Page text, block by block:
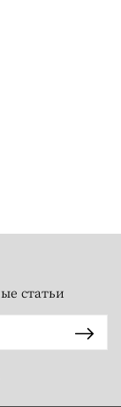
статьи